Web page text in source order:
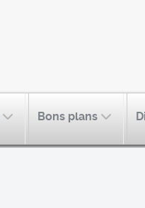
Bons plans